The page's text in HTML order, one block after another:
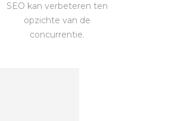
SEO kan verbeteren ten
opzichte van de
concurrentie.